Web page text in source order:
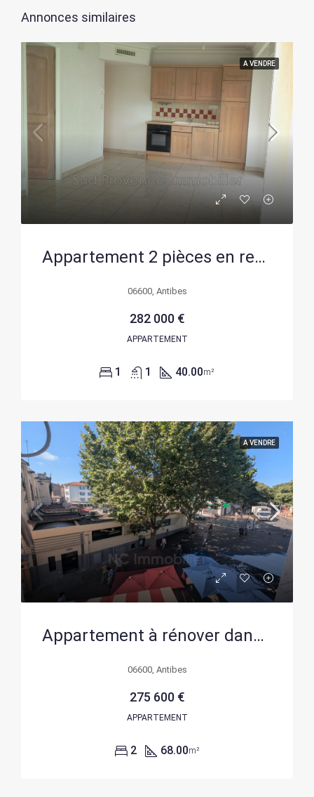
Annonces similaires
A VENDRE
Appartement 2 pièces en rez-de-jardin à Antibes avec terrasse et parking
06600, Antibes
282 000 €
APPARTEMENT
1 1 40.00m²
A VENDRE
Appartement à rénover dans la vieille ville d’Antibes avec fort potentiel
06600, Antibes
275 600 €
APPARTEMENT
2 68.00m²